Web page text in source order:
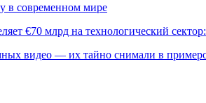
в современном мире
€70 млрд на технологический
видео — их тайно снимали в